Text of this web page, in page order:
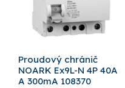
Proudový chránič
NOARK Ex9L-N 4P 40A
A 300mA 108370